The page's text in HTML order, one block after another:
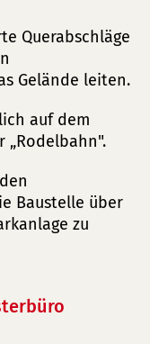
Querabschläge
Gelände leiten.
auf dem
„Rodelbahn".
Baustelle über
zu